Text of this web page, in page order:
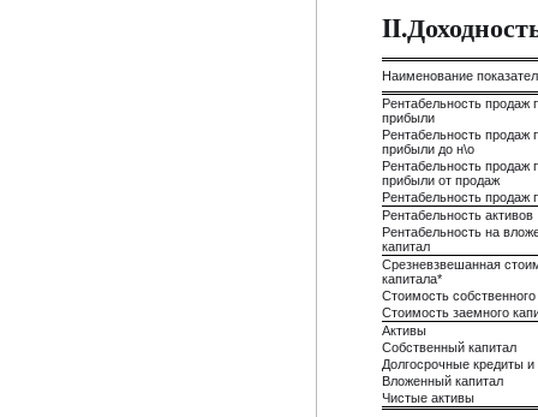
Наименование
Рентабельность продаж
прибыли
Рентабельность продаж
прибыли до н\о
Рентабельность продаж
прибыли от продаж
Рентабельность продаж
Рентабельность активов
Рентабельность на
капитал
Срезневзвешанная
капитала*
Стоимость собственного
Стоимость заемного
Активы
Собственный капитал
Долгосрочные кредиты
Вложенный капитал
Чистые активы